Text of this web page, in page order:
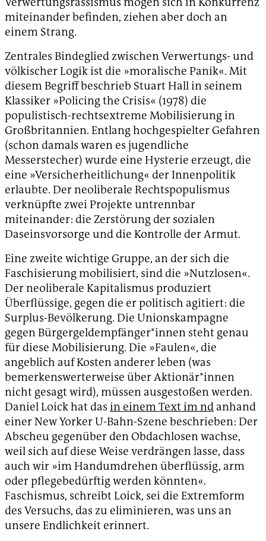
miteinander befinden, ziehen aber doch an
einem Strang.
Zentrales Bindeglied zwischen Verwertungs- und
völkischer Logik ist die »moralische Panik«. Mit
diesem Begriff beschrieb Stuart Hall in seinem
Klassiker »Policing the Crisis« (1978) die
populistisch-rechtsextreme Mobilisierung in
Großbritannien. Entlang hochgespielter Gefahren
(schon damals waren es jugendliche
Messerstecher) wurde eine Hysterie erzeugt, die
eine »Versicherheitlichung« der Innenpolitik
erlaubte. Der neoliberale Rechtspopulismus
verknüpfte zwei Projekte untrennbar
miteinander: die Zerstörung der sozialen
Daseinsvorsorge und die Kontrolle der Armut.
Eine zweite wichtige Gruppe, an der sich die
Faschisierung mobilisiert, sind die »Nutzlosen«.
Der neoliberale Kapitalismus produziert
Überflüssige, gegen die er politisch agitiert: die
Surplus-Bevölkerung. Die Unionskampagne
gegen Bürgergeldempfänger*innen steht genau
für diese Mobilisierung. Die »Faulen«, die
angeblich auf Kosten anderer leben (was
bemerkenswerterweise über Aktionär*innen
nicht gesagt wird), müssen ausgestoßen werden.
Daniel Loick hat das in einem Text im ndanhand
einer New Yorker U-Bahn-Szene beschrieben: Der
Abscheu gegenüber den Obdachlosen wachse,
weil sich auf diese Weise verdrängen lasse, dass
auch wir »im Handumdrehen überflüssig, arm
oder pflegebedürftig werden könnten«.
Faschismus, schreibt Loick, sei die Extremform
des Versuchs, das zu eliminieren, was uns an
unsere Endlichkeit erinnert.